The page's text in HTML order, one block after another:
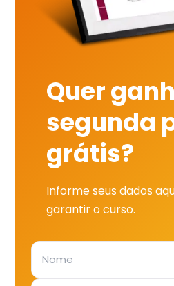
Quer
segunda
grátis?
Informe seus dados
garantir o curso.